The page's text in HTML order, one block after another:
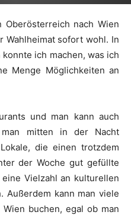
nach Wien
Wahlheimat sofort wohl. In
ich machen, was ich
Menge Möglichkeiten an
und man kann auch
man mitten in der Nacht
die einen trotzdem
der Woche gut gefüllte
Vielzahl an kulturellen
Außerdem kann man viele
buchen, egal ob man